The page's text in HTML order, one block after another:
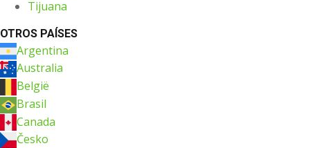
Tijuana
OTROS PAÍSES
Argentina
Australia
België
Brasil
Canada
Česko